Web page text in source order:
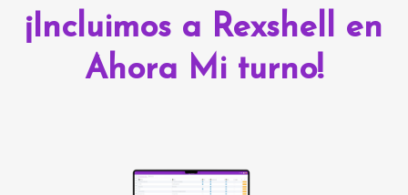
¡Incluimos a Rexshell en
Ahora Mi turno!